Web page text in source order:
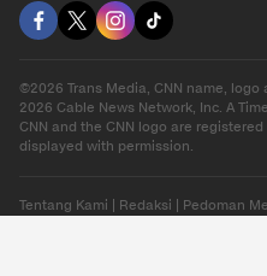
©2026 Trans Media, CNN name,
2026 Cable News Network, Inc. A
CNN and the CNN logo are
displayed with permission.
Tentang Kami Redaksi Pedoman